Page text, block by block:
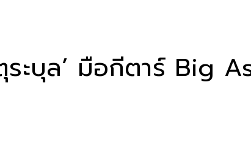
บุล’ มือกีตาร์ Big